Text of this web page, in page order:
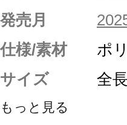
発売月
仕様/素材
ポ
サイズ
全
もっと見る